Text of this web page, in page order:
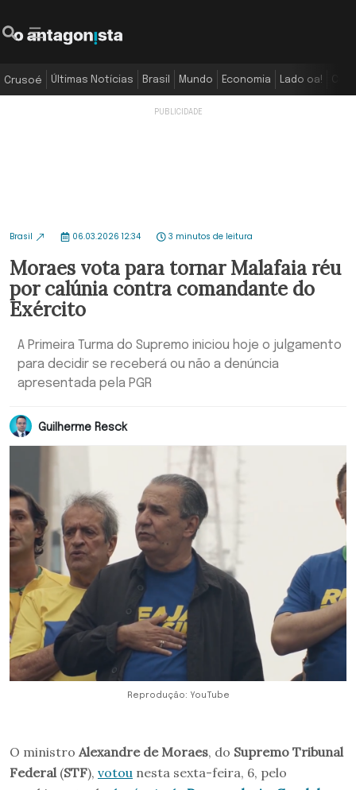
Crusoé Últimas Notícias Brasil Mundo Economia Lado oa!
Brasil 06.03.2026 12:34 3 minutos de leitura
Moraes vota para tornar Malafaia réu
por calúnia contra comandante do
Exército
A Primeira Turma do Supremo iniciou hoje o julgamento
para decidir se receberá ou não a denúncia
apresentada pela PGR
Guilherme Resck
Reprodução: YouTube
O ministro Alexandre de Moraes, do Supremo Tribunal
Federal (STF), votou nesta sexta-feira, 6, pelo